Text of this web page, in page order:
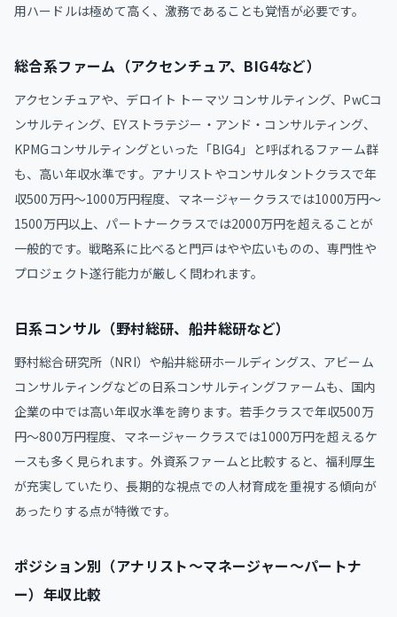
用ハードルは極めて高く、激務であることも覚悟が必要です。
総合系ファーム（アクセンチュア、BIG4など）
アクセンチュアや、デロイト トーマツ コンサルティング、PwCコ
ンサルティング、EYストラテジー・アンド・コンサルティング、
KPMGコンサルティングといった「BIG4」と呼ばれるファーム群
も、高い年収水準です。アナリストやコンサルタントクラスで年
収500万円～1000万円程度、マネージャークラスでは1000万円～
1500万円以上、パートナークラスでは2000万円を超えることが
一般的です。戦略系に比べると門戸はやや広いものの、専門性や
プロジェクト遂行能力が厳しく問われます。
日系コンサル（野村総研、船井総研など）
野村総合研究所（NRI）や船井総研ホールディングス、アビーム
コンサルティングなどの日系コンサルティングファームも、国内
企業の中では高い年収水準を誇ります。若手クラスで年収500万
円～800万円程度、マネージャークラスでは1000万円を超えるケ
ースも多く見られます。外資系ファームと比較すると、福利厚生
が充実していたり、長期的な視点での人材育成を重視する傾向が
あったりする点が特徴です。
ポジション別（アナリスト～マネージャー～パートナ
ー）年収比較